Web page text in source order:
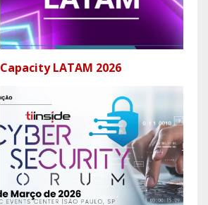
Capacity LATAM 2026